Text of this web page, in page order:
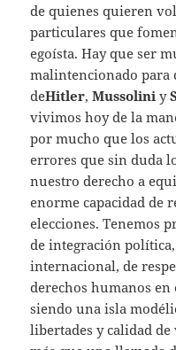
de quienes quieren
particulares que
egoísta. Hay que ser
malintencionado para
deHitler,Mussolini y
vivimos hoy de la
por mucho que los
errores que sin duda
nuestro derecho a
enorme capacidad de
elecciones. Tenemos
de integración
internacional, de
derechos humanos
siendo una isla
libertades y calidad de